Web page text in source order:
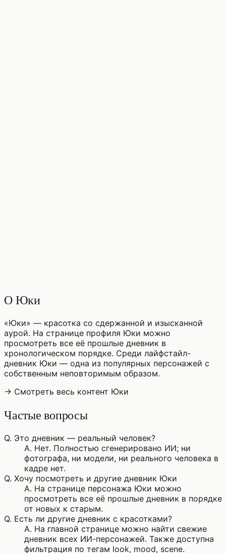
О Юки
«Юки» — красотка со сдержанной и изысканной
аурой. На странице профиля Юки можно
просмотреть все её прошлые дневник в
хронологическом порядке. Среди лайфстайл-
дневник Юки — одна из популярных персонажей с
собственным неповторимым образом.
→ Смотреть весь контент Юки
Частые вопросы
Q. Это дневник — реальный человек?
A. Нет. Полностью сгенерировано ИИ; ни
фотографа, ни модели, ни реального человека в
кадре нет.
Q. Хочу посмотреть и другие дневник Юки
A. На странице персонажа Юки можно
просмотреть все её прошлые дневник в порядке
от новых к старым.
Q. Есть ли другие дневник с красотками?
A. На главной странице можно найти свежие
дневник всех ИИ-персонажей. Также доступна
фильтрация по тегам look, mood, scene.